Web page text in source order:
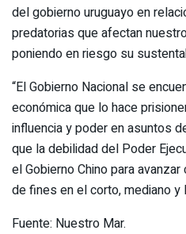
del gobierno uruguayo en
predatorias que afectan
poniendo en riesgo su
“El Gobierno Nacional se
económica que lo hace
influencia y poder en asuntos
que la debilidad del Poder
el Gobierno Chino para
de fines en el corto, mediano y
Fuente: Nuestro Mar.